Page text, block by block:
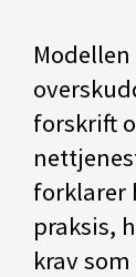
forskrift
forklarer
praksis,
krav